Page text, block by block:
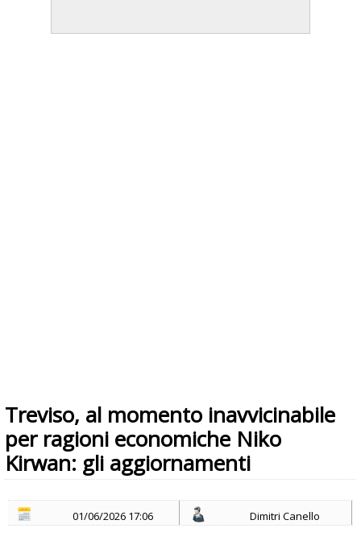
Treviso, al momento inavvicinabile
per ragioni economiche Niko
Kirwan: gli aggiornamenti
01/06/2026 17:06 Dimitri Canello